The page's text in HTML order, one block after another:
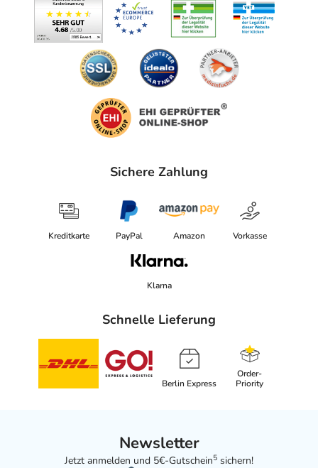
Sichere Zahlung
Kreditkarte PayPal Amazon Vorkasse
Klarna
Schnelle Lieferung
Berlin Express
Order-
Priority
Newsletter
Jetzt anmelden und 5€-Gutschein5 sichern!